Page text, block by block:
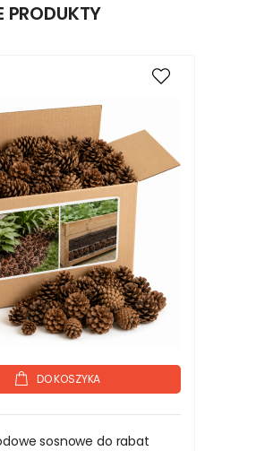
PRODUKTY
DO KOSZYKA
sosnowe do rabat